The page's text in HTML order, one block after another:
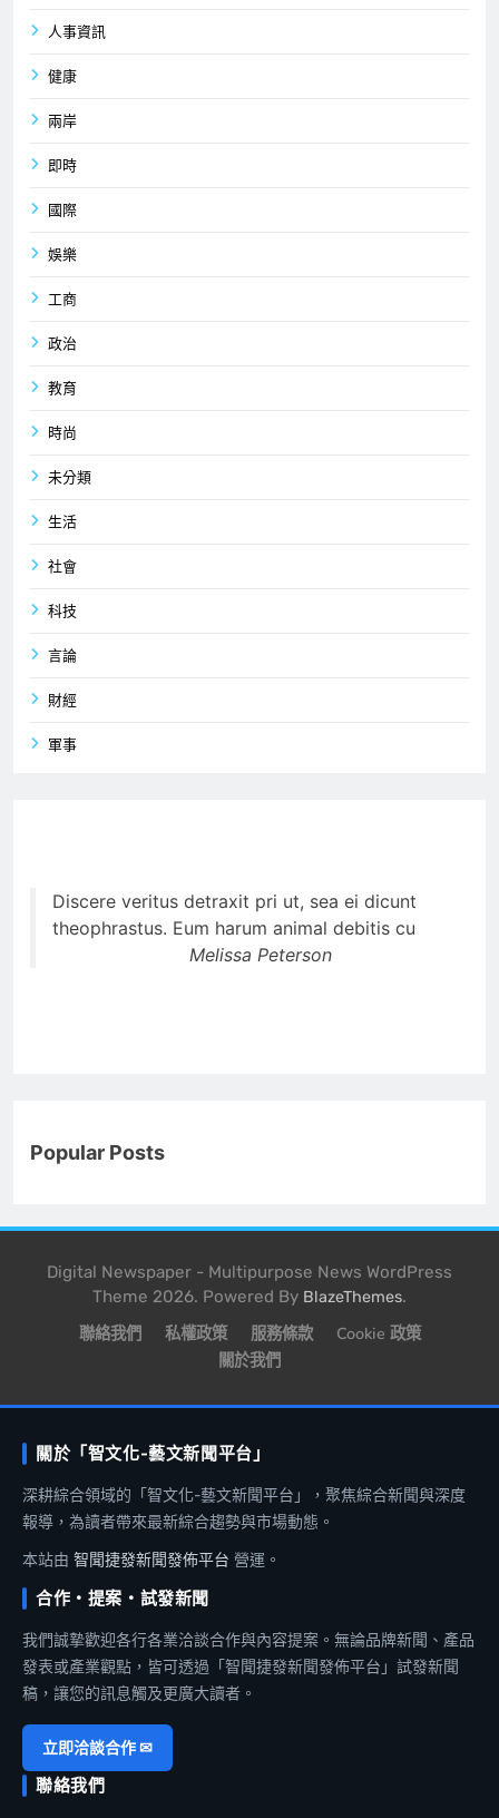
人事資訊
健康
兩岸
即時
國際
娛樂
工商
政治
教育
時尚
未分類
生活
社會
科技
言論
財經
軍事
Discere veritus detraxit pri ut, sea ei dicunt
theophrastus. Eum harum animal debitis cu
Melissa Peterson
Popular Posts
Digital Newspaper - Multipurpose News WordPress
Theme 2026. Powered By BlazeThemes.
聯絡我們 私權政策 服務條款
Cookie 政策
關於我們
關於「智文化-藝文新聞平台」
深耕綜合領域的「智文化-藝文新聞平台」，聚焦綜合新聞與深度
報導，為讀者帶來最新綜合趨勢與市場動態。
本站由 智聞捷發新聞發佈平台 營運。
合作・提案・試發新聞
我們誠摯歡迎各行各業洽談合作與內容提案。無論品牌新聞、產品
發表或產業觀點，皆可透過「智聞捷發新聞發佈平台」試發新聞
稿，讓您的訊息觸及更廣大讀者。
立即洽談合作 ✉
聯絡我們